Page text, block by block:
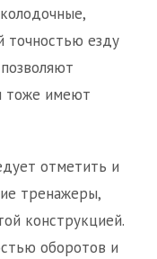
точностью езду
тоже имеют
отметить и
тренажеры,
конструкцией.
оборотов и